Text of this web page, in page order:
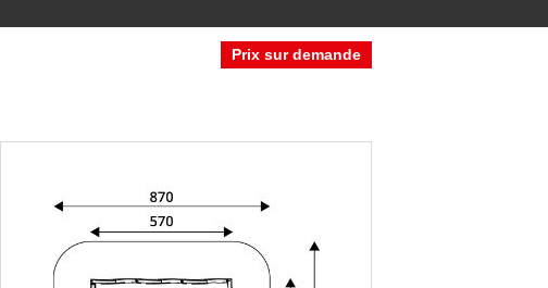
Prix sur demande